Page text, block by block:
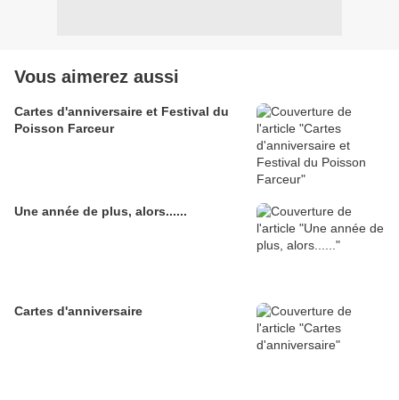
Vous aimerez aussi
Cartes d'anniversaire et Festival du
Poisson Farceur
Une année de plus, alors......
Cartes d'anniversaire